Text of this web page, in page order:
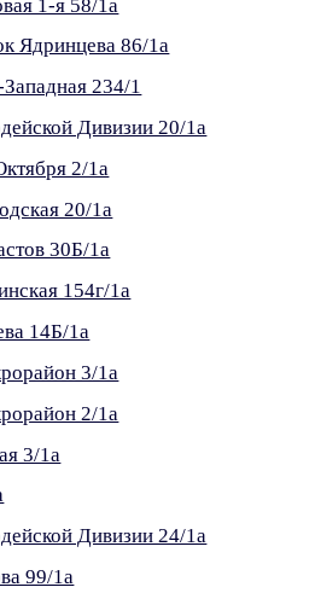
1-я 58/1а
Ядринцева 86/1а
234/1
Дивизии 20/1а
2/1а
20/1а
30Б/1а
154г/1а
14Б/1а
3/1а
2/1а
3/1а
Дивизии 24/1а
99/1а